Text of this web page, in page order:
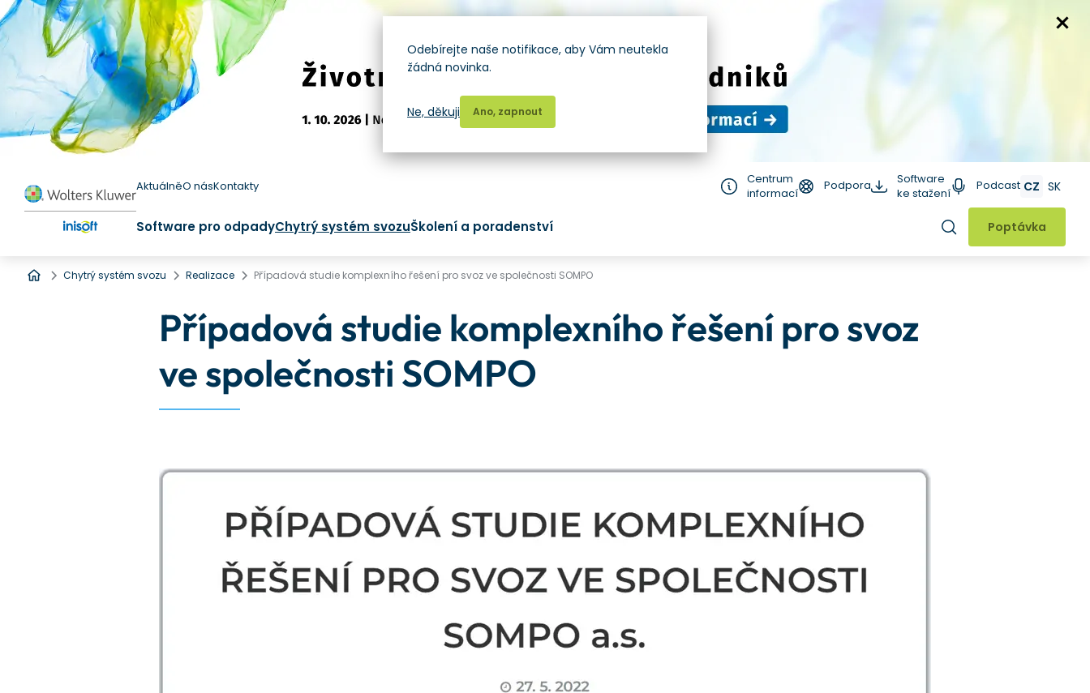
AktuálněO násKontakty
Centrum
informací
Podpora
Software
ke stažení
Podcast CZ SK
Software pro odpadyChytrý systém svozuŠkolení a poradenství Hledat
Poptávka
Úvod
Chytrý systém svozu Realizace Případová studie komplexního řešení pro svoz ve společnosti SOMPO
Případová studie komplexního řešení pro svoz
ve společnosti SOMPO
Odebírejte naše notifikace, aby Vám neutekla
žádná novinka.
Ano, zapnout
Ne, děkuji